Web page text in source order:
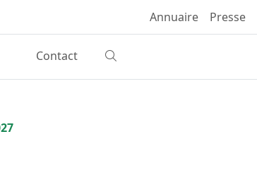
Annuaire Presse
Contact